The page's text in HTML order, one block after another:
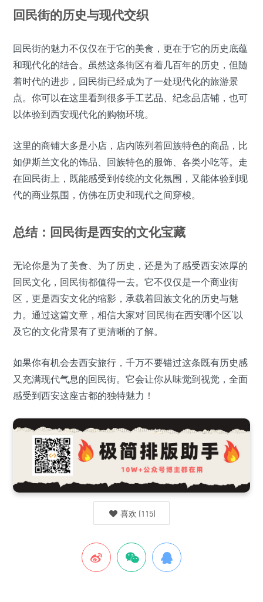
回民街的历史与现代交织
回民街的魅力不仅仅在于它的美食，更在于它的历史底蕴
和现代化的结合。虽然这条街区有着几百年的历史，但随
着时代的进步，回民街已经成为了一处现代化的旅游景
点。你可以在这里看到很多手工艺品、纪念品店铺，也可
以体验到西安现代化的购物环境。
这里的商铺大多是小店，店内陈列着回族特色的商品，比
如伊斯兰文化的饰品、回族特色的服饰、各类小吃等。走
在回民街上，既能感受到传统的文化氛围，又能体验到现
代的商业氛围，仿佛在历史和现代之间穿梭。
总结：回民街是西安的文化宝藏
无论你是为了美食、为了历史，还是为了感受西安浓厚的
回民文化，回民街都值得一去。它不仅仅是一个商业街
区，更是西安文化的缩影，承载着回族文化的历史与魅
力。通过这篇文章，相信大家对‘回民街在西安哪个区’以
及它的文化背景有了更清晰的了解。
如果你有机会去西安旅行，千万不要错过这条既有历史感
又充满现代气息的回民街。它会让你从味觉到视觉，全面
感受到西安这座古都的独特魅力！
喜欢 (115)